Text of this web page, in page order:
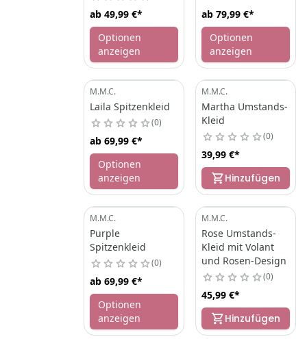
ab 49,99 €*
Optionen
anzeigen
ab 79,99 €*
Optionen
anzeigen
M.M.C.
Laila Spitzenkleid
0
ab 69,99 €*
Optionen
anzeigen
M.M.C.
Martha Umstands-
Kleid
0
39,99 €*
Hinzufügen
M.M.C.
Purple
Spitzenkleid
0
ab 69,99 €*
Optionen
anzeigen
M.M.C.
Rose Umstands-
Kleid mit Volant
und Rosen-Design
0
45,99 €*
Hinzufügen